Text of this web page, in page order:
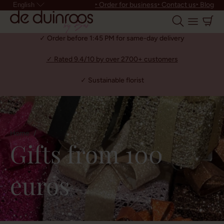
English ‣ Order for business‣ Contact us‣ Blog
✓ Order before 1:45 PM for same-day delivery
✓ Rated 9.4/10 by over 2700+ customers
✓ Sustainable florist
Home
Gifts from 100
euros